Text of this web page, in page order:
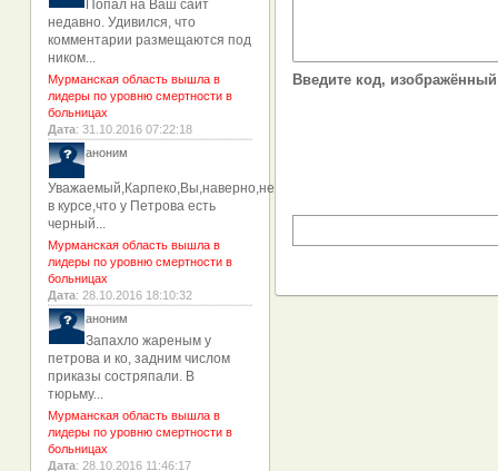
Введите код,
Попал на Ваш сайт
недавно. Удивился, что
комментарии размещаются под
ником...
Мурманская область вышла в
лидеры по уровню смертности в
больницах
Дата: 31.10.2016 07:22:18
аноним
Уважаемый,Карпеко,Вы,наверно,не
в курсе,что у Петрова есть
черный...
Мурманская область вышла в
лидеры по уровню смертности в
больницах
Дата: 28.10.2016 18:10:32
аноним
Запахло жареным у
петрова и ко, задним числом
приказы состряпали. В
тюрьму...
Мурманская область вышла в
лидеры по уровню смертности в
больницах
Дата: 28.10.2016 11:46:17